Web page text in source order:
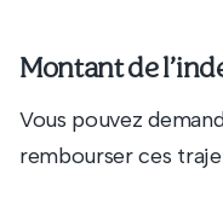
Montant de
Vous pouvez
rembourser ces